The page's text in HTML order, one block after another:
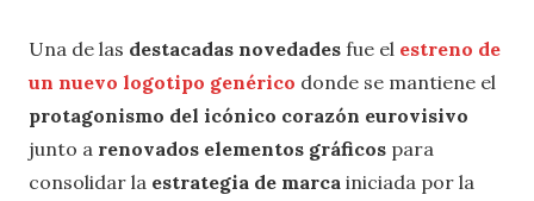
Una de las destacadas novedades fue el estreno de
un nuevo logotipo genérico donde se mantiene el
protagonismo del icónico corazón eurovisivo
junto a renovados elementos gráficos para
consolidar la estrategia de marca iniciada por la